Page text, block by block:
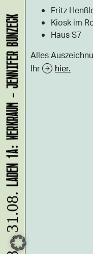
Fritz
Kiosk im
Haus S7
Alles
Ihr
hier.
LADEN 1A: WERKRAUM - JENNIFER BUNZECK